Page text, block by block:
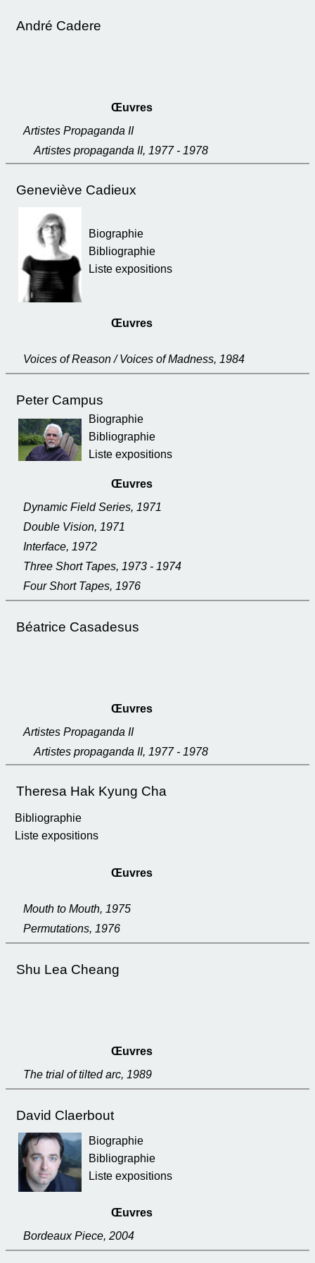
André Cadere
Œuvres
Artistes Propaganda II
Artistes propaganda II, 1977 - 1978
Geneviève Cadieux
Biographie
Bibliographie
Liste expositions
Œuvres
Voices of Reason / Voices of Madness, 1984
Peter Campus
Biographie
Bibliographie
Liste expositions
Œuvres
Dynamic Field Series, 1971
Double Vision, 1971
Interface, 1972
Three Short Tapes, 1973 - 1974
Four Short Tapes, 1976
Béatrice Casadesus
Œuvres
Artistes Propaganda II
Artistes propaganda II, 1977 - 1978
Theresa Hak Kyung Cha
Bibliographie
Liste expositions
Œuvres
Mouth to Mouth, 1975
Permutations, 1976
Shu Lea Cheang
Œuvres
The trial of tilted arc, 1989
David Claerbout
Biographie
Bibliographie
Liste expositions
Œuvres
Bordeaux Piece, 2004